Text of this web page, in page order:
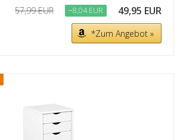
57,99 EUR −8,04 EUR 49,95 EUR
*Zum Angebot »